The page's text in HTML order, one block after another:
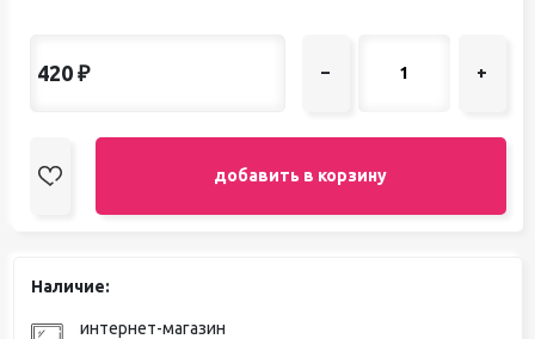
420 ₽ – +
добавить в корзину
Наличие:
интернет-магазин